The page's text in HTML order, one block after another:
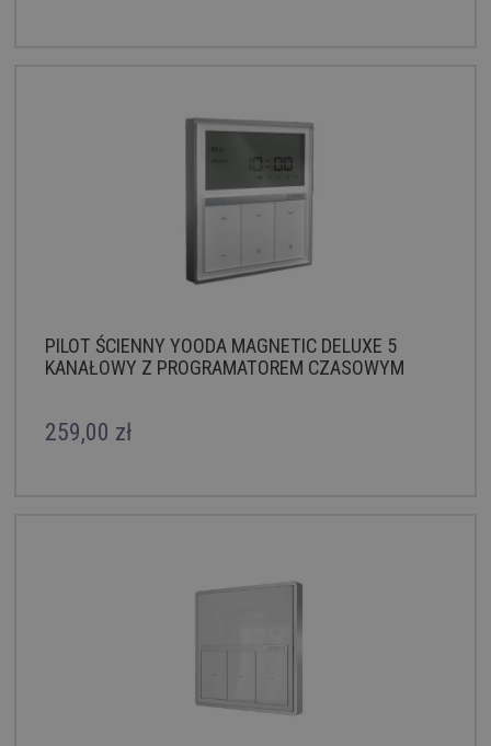
PILOT ŚCIENNY YOODA MAGNETIC DELUXE 5
KANAŁOWY Z PROGRAMATOREM CZASOWYM
259,00 zł